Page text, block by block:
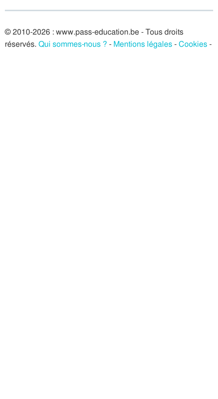
© 2010-2026 : www.pass-education.be - Tous droits
réservés. Qui sommes-nous ? - Mentions légales-Cookies-